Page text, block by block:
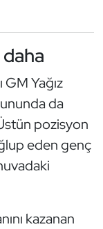
daha
GM Yağız
da
pozisyon
eden genç
kazanan